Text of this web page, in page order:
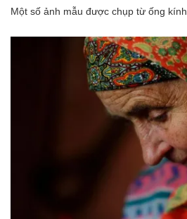
Một số ảnh mẫu được chụp từ ống kính